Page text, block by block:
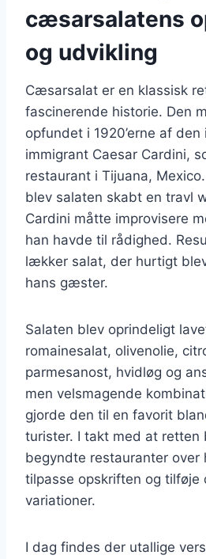
cæsarsalatens
og udvikling
Cæsarsalat er en klassisk
fascinerende historie. Den
opfundet i 1920’erne af den
immigrant Caesar Cardini,
restaurant i Tijuana,
blev salaten skabt en travl
Cardini måtte improvisere
han havde til rådighed.
lækker salat, der hurtigt
hans gæster.
Salaten blev oprindeligt
romainesalat, olivenolie,
parmesanost, hvidløg og
men velsmagende
gjorde den til en favorit
turister. I takt med at retten
begyndte restauranter over
tilpasse opskriften og tilføje
variationer.
I dag findes der utallige